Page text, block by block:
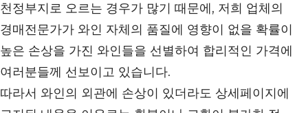
천정부지로 오르는 경우가 많기 때문에, 저희 업체의
경매전문가가 와인 자체의 품질에 영향이 없을 확률이
높은 손상을 가진 와인들을 선별하여 합리적인 가격에
여러분들께 선보이고 있습니다.
따라서 와인의 외관에 손상이 있더라도 상세페이지에